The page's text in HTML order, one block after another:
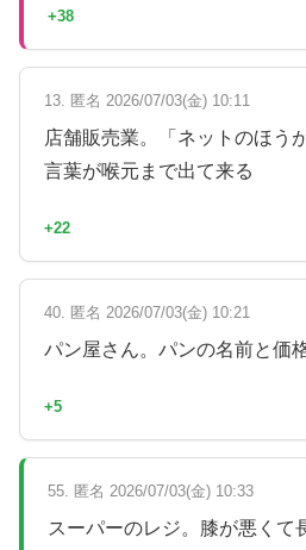
+38
13. 匿名 2026/07/03(金) 10:11
店舗販売業。「ネットのほう
言葉が喉元まで出て来る
+22
40. 匿名 2026/07/03(金) 10:21
パン屋さん。パンの名前と価
+5
55. 匿名 2026/07/03(金) 10:33
スーパーのレジ。膝が悪くて